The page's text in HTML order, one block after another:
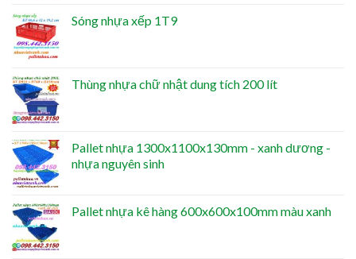
Sóng nhựa xếp 1T9
Thùng nhựa chữ nhật dung tích 200 lít
Pallet nhựa 1300x1100x130mm - xanh dương -
nhựa nguyên sinh
Pallet nhựa kê hàng 600x600x100mm màu xanh